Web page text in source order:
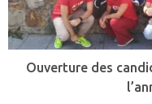
Ouverture des